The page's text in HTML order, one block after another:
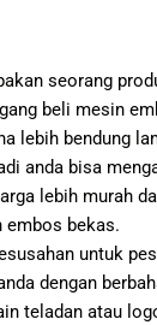
seorang
beli mesin
lebih bendung
anda bisa
lebih murah
embos bekas.
untuk
dengan
teladan atau